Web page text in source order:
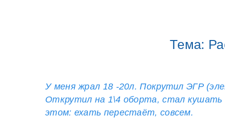
Тема:
У меня жрал 18 -20л. Покрутил ЭГР
Открутил на 1\4 оборта, стал кушать
этом: ехать перестаёт, совсем.